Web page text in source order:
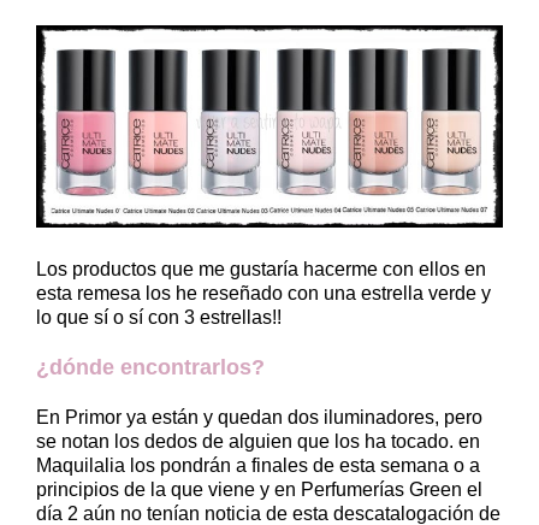
Los productos que me gustaría hacerme con ellos en
esta remesa los he reseñado con una estrella verde y
lo que sí o sí con 3 estrellas!!
¿dónde encontrarlos?
En Primor ya están y quedan dos iluminadores, pero
se notan los dedos de alguien que los ha tocado. en
Maquilalia los pondrán a finales de esta semana o a
principios de la que viene y en Perfumerías Green el
día 2 aún no tenían noticia de esta descatalogación de